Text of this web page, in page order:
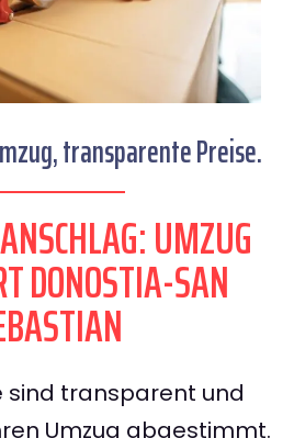
transparente Preise.
UMZUG
DONOSTIA-SAN
sind transparent und
Umzug abgestimmt.